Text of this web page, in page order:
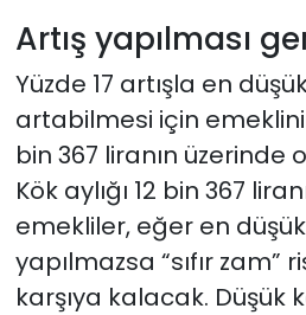
Artış yapılması
Yüzde 17 artışla en
artabilmesi için
bin 367 liranın üzerinde
Kök aylığı 12 bin 367
emekliler, eğer en
yapılmazsa “sıfır zam”
karşıya kalacak. Düşük